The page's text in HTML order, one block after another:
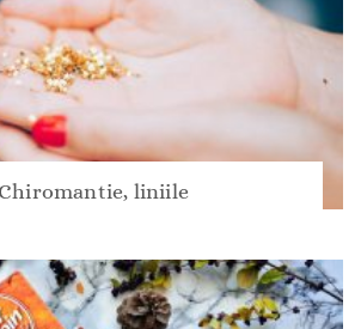
Chiromantie, liniile